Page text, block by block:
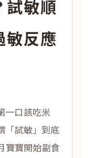
試敏順
敏反應
一口該吃米
「試敏」到底
寶寶開始副食